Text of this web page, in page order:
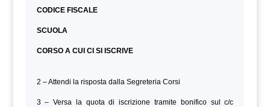
CODICE FISCALE
SCUOLA
CORSO A CUI CI SI ISCRIVE
2 – Attendi la risposta dalla Segreteria Corsi
3 – Versa la quota di iscrizione tramite bonifico sul c/c